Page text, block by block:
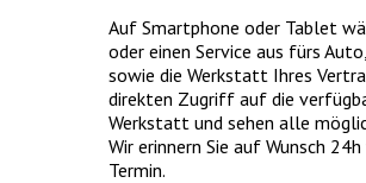
Was kostet ein MFK-Check?
Mit dem MFK-Check besteht Ihr Fahrzeug die
periodische Motorfahrzeugkontrolle.> mehr
Auf Smartphone oder Tablet
oder einen Service aus fürs
sowie die Werkstatt Ihres
direkten Zugriff auf die
Werkstatt und sehen alle
Wir erinnern Sie auf Wunsch
Termin.